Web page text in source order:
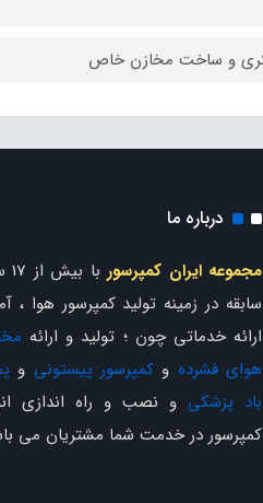
درباره ما
مجموعه ایران کمپرسور
با
سابقه در زمینه تولید کمپرسور هوا ،
ارائه خدماتی چون ؛ تولید و ارائه
هوای فشرده و کمپرسور پیستونی و
باد پزشکی و نصب و راه اندازی
کمپرسور در خدمت شما مشتریان می